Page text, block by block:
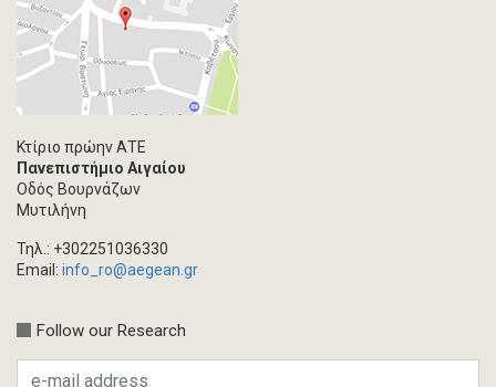
Κτίριο πρώην ΑΤΕ
Πανεπιστήμιο Αιγαίου
Οδός Βουρνάζων
Μυτιλήνη
Τηλ.: +302251036330
Email: info_ro@aegean.gr
Follow our Research